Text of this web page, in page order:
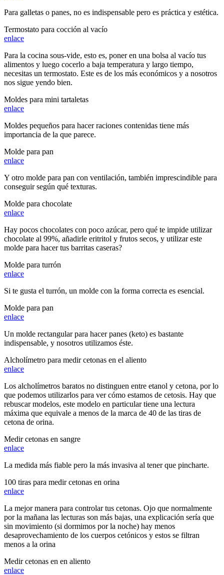
Para galletas o panes, no es indispensable pero es práctica y estética.
Termostato para cocción al vacío
enlace
Para la cocina sous-vide, esto es, poner en una bolsa al vacío tus
alimentos y luego cocerlo a baja temperatura y largo tiempo,
necesitas un termostato. Este es de los más económicos y a nosotros
nos sigue yendo bien.
Moldes para mini tartaletas
enlace
Moldes pequeños para hacer raciones contenidas tiene más
importancia de la que parece.
Molde para pan
enlace
Y otro molde para pan con ventilación, también imprescindible para
conseguir según qué texturas.
Molde para chocolate
enlace
Hay pocos chocolates con poco azúcar, pero qué te impide utilizar
chocolate al 99%, añadirle eritritol y frutos secos, y utilizar este
molde para hacer tus barritas caseras?
Molde para turrón
enlace
Si te gusta el turrón, un molde con la forma correcta es esencial.
Molde para pan
enlace
Un molde rectangular para hacer panes (keto) es bastante
indispensable, y nosotros utilizamos éste.
Alcholímetro para medir cetonas en el aliento
enlace
Los alcholímetros baratos no distinguen entre etanol y cetona, por lo
que podemos utilizarlos para ver cómo estamos de cetosis. Hay que
rebuscar modelos, este modelo en particular tiene una lectura
máxima que equivale a menos de la marca de 40 de las tiras de
cetona de orina.
Medir cetonas en sangre
enlace
La medida más fiable pero la más invasiva al tener que pincharte.
100 tiras para medir cetonas en orina
enlace
La mejor manera para controlar tus cetonas. Ojo que normalmente
por la mañana las lecturas son más bajas, una explicación sería que
sin movimiento (si dormimos por la noche) hay menos
desaprovechamiento de los cuerpos cetónicos y estos se filtran
menos a la orina
Medir cetonas en en aliento
enlace